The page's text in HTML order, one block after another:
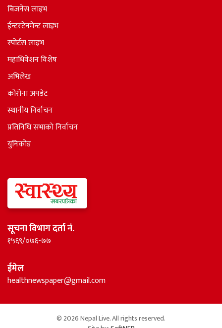
बिजनेस लाइभ
ईन्टरटेनमेन्ट लाइभ
स्पोर्टस लाइभ
महाधिवेशन विशेष
अभिलेख
कोरोना अपडेट
स्थानीय निर्वाचन
प्रतिनिधि सभाकाे निर्वाचन
युनिकोड
सूचना विभाग दर्ता नं.
१५६९/०७६-७७
ईमेल
healthnewspaper@gmail.com
© 2026 Nepal Live. All rights reserved.